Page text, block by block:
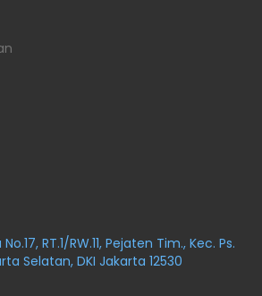
RT.1/RW.11, Pejaten Tim., Kec. Ps.
Selatan, DKI Jakarta 12530